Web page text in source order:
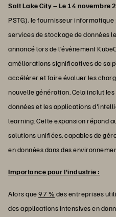
Salt Lake City – Le 14 novembre
PSTG), le fournisseur
services de stockage de données
annoncé lors de l’événement
améliorations significatives de sa
accélérer et faire évoluer les
nouvelle génération. Cela inclut
données et les applications
learning. Cette expansion répond
solutions unifiées, capables de
en données dans des
Importance pour l’industrie :
Alors que97 % des entreprises
des applications intensives en